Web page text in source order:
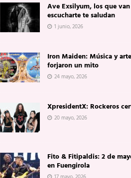
Ave Exsilyum, los que
escucharte te saludan
1 junio, 2026
Iron Maiden: Música y
forjaron un mito
24 mayo, 2026
XpresidentX: Rockeros
20 mayo, 2026
Fito & Fitipaldis: 2 de
en Fuengirola